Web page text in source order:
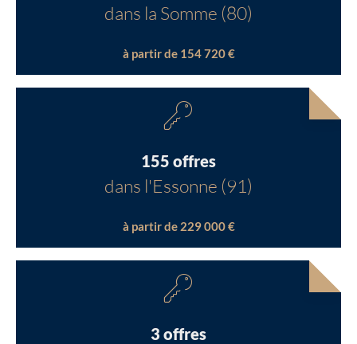
dans la Somme (80)
à partir de 154 720 €
155 offres
dans l'Essonne (91)
à partir de 229 000 €
3 offres